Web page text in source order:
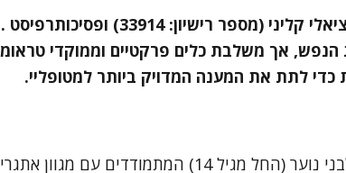
שמי יצחק שרעבי, עובד
לתת את המענה המדויק ביותר למטופליי.
תחום מקבל בטיפול את ההתייחסות המעמיקה הראויה לו: